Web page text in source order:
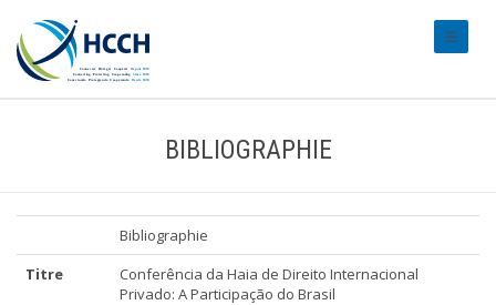
BIBLIOGRAPHIE
Bibliographie
Titre
Conferência da Haia de Direito Internacional
Privado: A Participação do Brasil